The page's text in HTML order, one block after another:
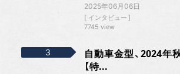
2025年06月06日
インタビュー
7745 view
自動車金型、2024年
【特...